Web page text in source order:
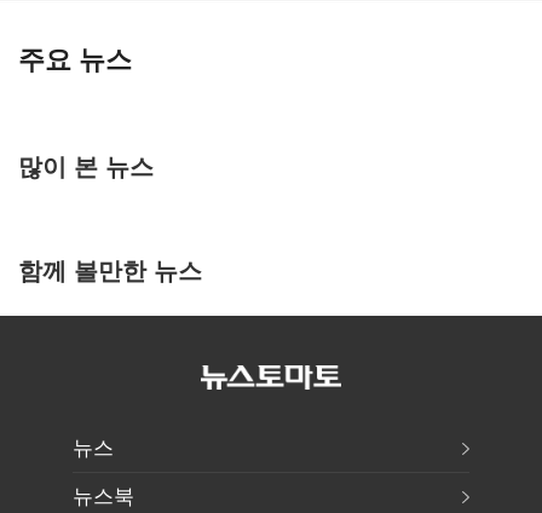
주요 뉴스
많이 본 뉴스
함께 볼만한 뉴스
뉴스
뉴스북